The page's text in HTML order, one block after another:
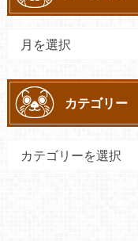
カテゴリー